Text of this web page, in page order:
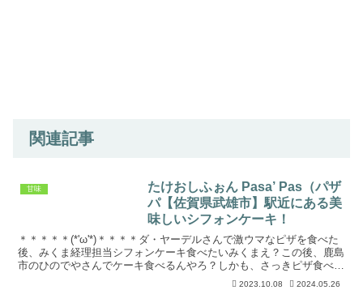
関連記事
甘味
たけおしふぉん Pasa’ Pas（パザ
パ【佐賀県武雄市】駅近にある美
味しいシフォンケーキ！
＊＊＊＊＊(*'ω'*)＊＊＊＊ダ・ヤーデルさんで激ウマなピザを食べた
後、みくま経理担当シフォンケーキ食べたいみくまえ？この後、鹿島
市のひのでやさんでケーキ食べるんやろ？しかも、さっきピザ食べた
ばっか。小麦粉のオンパレードやん。みくま経理担...
2023.10.08 2024.05.26